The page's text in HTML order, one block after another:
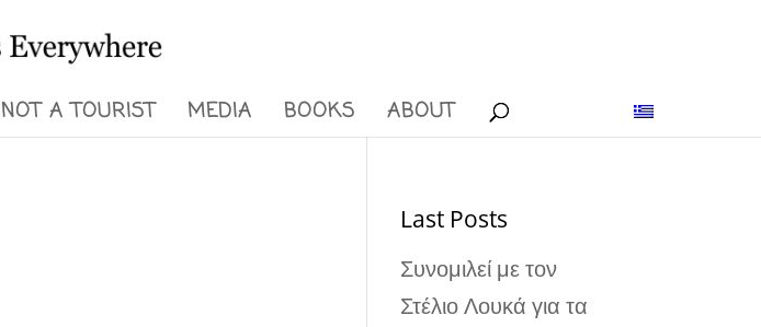
A TOURIST MEDIA BOOKS ABOUT
Last Posts
Συνομιλεί με τον
Στέλιο Λουκά για τα